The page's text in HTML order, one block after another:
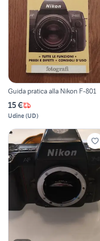
Guida pratica alla Nikon F-801
15 €
Udine(UD)